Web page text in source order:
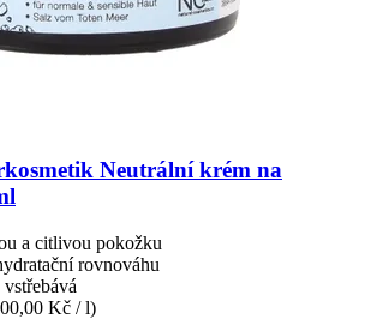
Neutrální krém na
a citlivou pokožku
rovnováhu
Kč / l)